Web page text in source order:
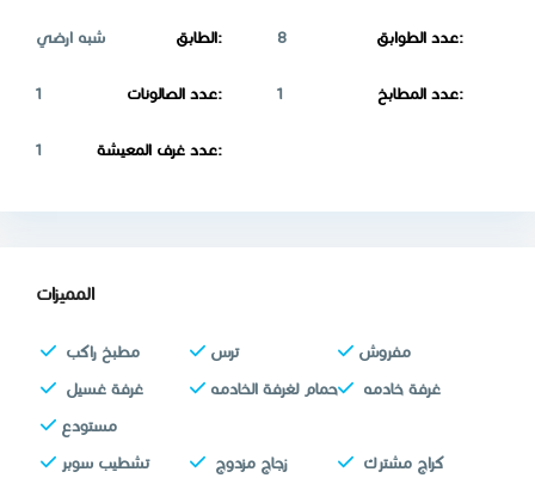
الطابق: شبه ارضي عدد الطوابق: 8
عدد الصالونات: 1 عدد المطابخ: 1
عدد غرف المعيشة: 1
المميزات
مفروش ترس
‏مطبخ راكب ‏
‏غرفة خادمه ‏
‏حمام لغرفة الخادمه
‏غرفة غسيل ‏
مستودع
‏كراج مشترك ‏
‏زجاج مزدوج ‏
‏تشطيب سوبر